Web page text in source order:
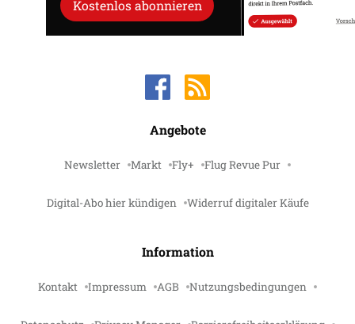
Kostenlos abonnieren
Angebote
Newsletter Markt Fly+ Flug Revue Pur
Digital-Abo hier kündigen Widerruf digitaler Käufe
Information
Kontakt Impressum AGB Nutzungsbedingungen